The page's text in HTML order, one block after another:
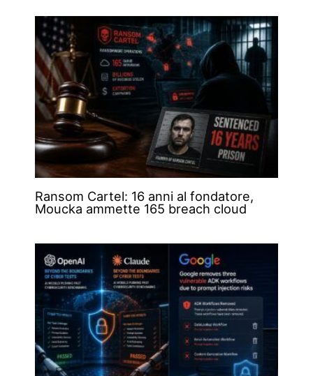
Ransom Cartel: 16 anni al fondatore,
Moucka ammette 165 breach cloud